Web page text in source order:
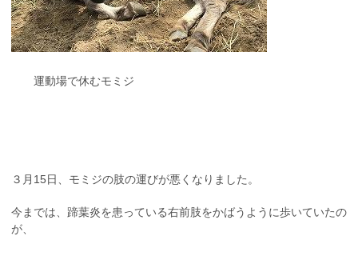
運動場で休むモミジ
３月15日、モミジの肢の運びが悪くなりました。
今までは、蹄葉炎を患っている右前肢をかばうように歩いていたの
が、